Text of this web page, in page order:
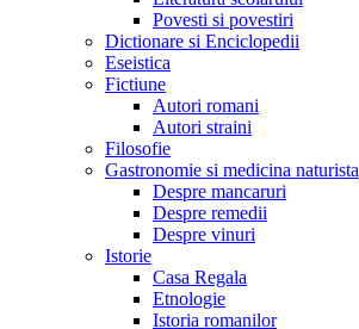
Povesti si povestiri
Dictionare si Enciclopedii
Eseistica
Fictiune
Autori romani
Autori straini
Filosofie
Gastronomie si medicina naturista
Despre mancaruri
Despre remedii
Despre vinuri
Istorie
Casa Regala
Etnologie
Istoria romanilor